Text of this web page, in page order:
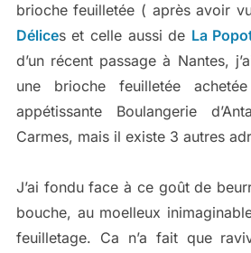
brioche feuilletée ( après avoir
Délices et celle aussi de La
d’un récent passage à Nantes,
une brioche feuilletée
appétissante Boulangerie
Carmes, mais il existe 3 autres
J’ai fondu face à ce goût de
bouche, au moelleux
feuilletage. Ca n’a fait que